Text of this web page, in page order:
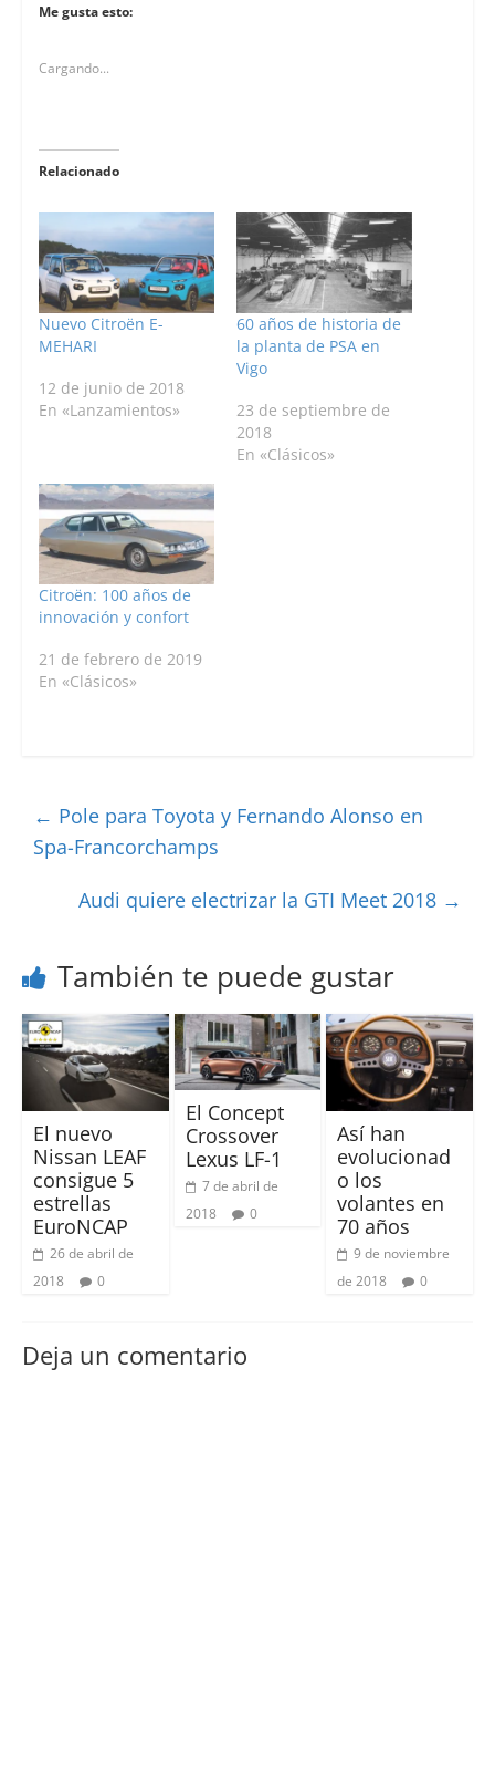
Me gusta esto:
Cargando...
Relacionado
Nuevo Citroën E-
MEHARI
12 de junio de 2018
En «Lanzamientos»
60 años de historia de
la planta de PSA en
Vigo
23 de septiembre de
2018
En «Clásicos»
Citroën: 100 años de
innovación y confort
21 de febrero de 2019
En «Clásicos»
← Pole para Toyota y Fernando Alonso en
Spa-Francorchamps
Audi quiere electrizar la GTI Meet 2018 →
También te puede gustar
El nuevo
Nissan LEAF
consigue 5
estrellas
EuroNCAP
26 de abril de
2018
0
El Concept
Crossover
Lexus LF-1
7 de abril de
2018
0
Así han
evolucionad
o los
volantes en
70 años
9 de noviembre
de 2018
0
Deja un comentario